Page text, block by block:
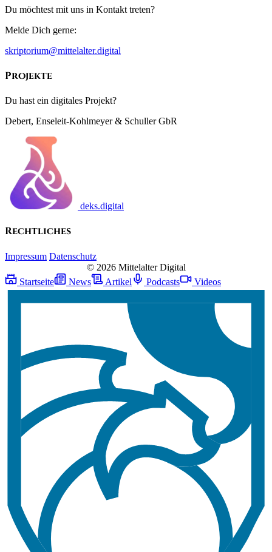
Du möchtest mit uns in Kontakt treten?
Melde Dich gerne:
skriptorium@mittelalter.digital
Projekte
Du hast ein digitales Projekt?
Debert, Enseleit-Kohlmeyer & Schuller GbR
deks.digital
Rechtliches
Impressum Datenschutz
© 2026 Mittelalter Digital
Startseite
News Artikel Podcasts Videos